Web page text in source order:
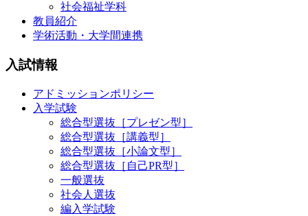
社会福祉学科
教員紹介
学術活動・大学間連携
入試情報
アドミッションポリシー
入学試験
総合型選抜［プレゼン型］
総合型選抜［講義型］
総合型選抜［小論文型］
総合型選抜［自己PR型］
一般選抜
社会人選抜
編入学試験